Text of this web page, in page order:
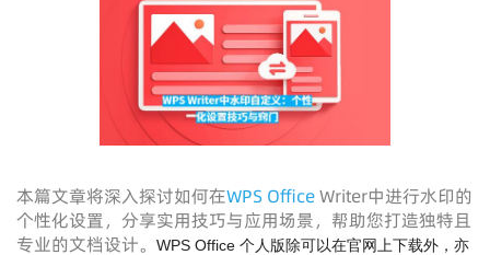
本篇文章将深入探讨如何在WPS OfficeWriter中进行水印的
个性化设置，分享实用技巧与应用场景，帮助您打造独特且
专业的文档设计。
WPS Office 个人版除可以在官网上下载外，亦